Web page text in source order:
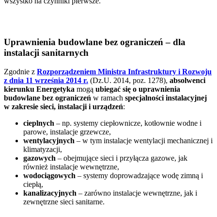
Uprawnienia budowlane bez ograniczeń – dla
instalacji sanitarnych
Zgodnie z Rozporządzeniem Ministra Infrastruktury i Rozwoju
z dnia 11 września 2014 r. (Dz.U. 2014, poz. 1278), absolwenci
kierunku Energetyka mogą ubiegać się o uprawnienia
budowlane bez ograniczeń w ramach specjalności instalacyjnej
w zakresie sieci, instalacji i urządzeń:
cieplnych – np. systemy ciepłownicze, kotłownie wodne i
parowe, instalacje grzewcze,
wentylacyjnych – w tym instalacje wentylacji mechanicznej i
klimatyzacji,
gazowych – obejmujące sieci i przyłącza gazowe, jak
również instalacje wewnętrzne,
wodociągowych – systemy doprowadzające wodę zimną i
ciepłą,
kanalizacyjnych – zarówno instalacje wewnętrzne, jak i
zewnętrzne sieci sanitarne.